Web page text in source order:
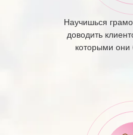
Научишься
доводить
которыми они